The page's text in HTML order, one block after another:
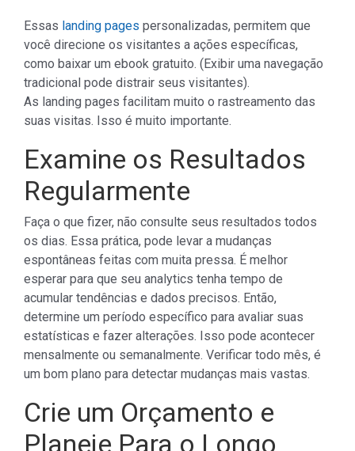
Essas landing pages personalizadas, permitem que
você direcione os visitantes a ações específicas,
como baixar um ebook gratuito. (Exibir uma navegação
tradicional pode distrair seus visitantes).
As landing pages facilitam muito o rastreamento das
suas visitas. Isso é muito importante.
Examine os Resultados
Regularmente
Faça o que fizer, não consulte seus resultados todos
os dias. Essa prática, pode levar a mudanças
espontâneas feitas com muita pressa. É melhor
esperar para que seu analytics tenha tempo de
acumular tendências e dados precisos. Então,
determine um período específico para avaliar suas
estatísticas e fazer alterações. Isso pode acontecer
mensalmente ou semanalmente. Verificar todo mês, é
um bom plano para detectar mudanças mais vastas.
Crie um Orçamento e
Planeje Para o Longo